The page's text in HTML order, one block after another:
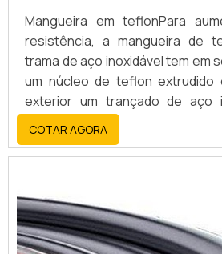
Mangueira em teflonPara
resistência, a mangueira de
trama de aço inoxidável tem em
um núcleo de teflon extrudido
exterior um trançado de aço
Esta composição proporciona
e força à mangueira de teflon
em aço, o que favorece um
vibração.Aplicações do
de suas características de
COTAR AGORA